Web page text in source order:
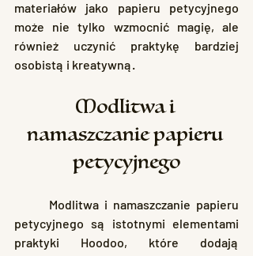
materiałów jako papieru petycyjnego
może nie tylko wzmocnić magię, ale
również uczynić praktykę bardziej
osobistą i kreatywną.
Modlitwa i
namaszczanie papieru
petycyjnego
petycyjnego są istotnymi elementami
praktyki Hoodoo, które dodają